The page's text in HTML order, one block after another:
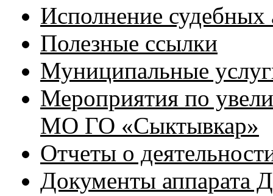
Исполнение судебных
Полезные ссылки
Муниципальные
Мероприятия по
МО ГО «Сыктывкар»
Отчеты о
Документы аппарата